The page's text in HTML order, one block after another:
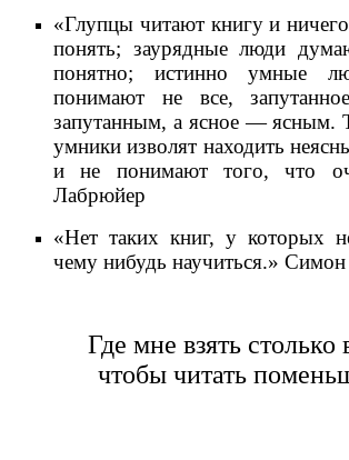
«Глупцы читают книгу и
понять; заурядные люди
понятно; истинно умные
понимают не все,
запутанным, а ясное — ясным.
умники изволят находить
и не понимают того, что
Лабрюйер
«Нет таких книг, у которых
чему нибудь научиться.»
Где мне взять столько
чтобы читать